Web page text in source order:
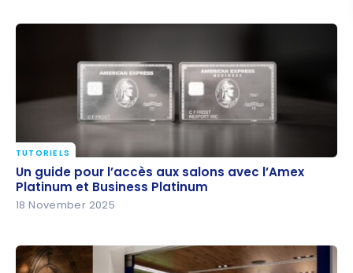
Un guide pour l’accès aux salons avec l’Amex
Platinum et Business Platinum
TUTORIELS
Un guide pour l’accès aux salons avec l’Amex
Platinum et Business Platinum
18 November 2025